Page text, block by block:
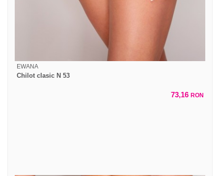
EWANA
Chilot clasic N 53
73,16 RON